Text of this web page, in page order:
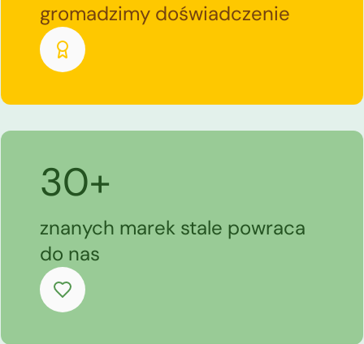
gromadzimy doświadczenie
30+
znanych marek stale powraca
do nas